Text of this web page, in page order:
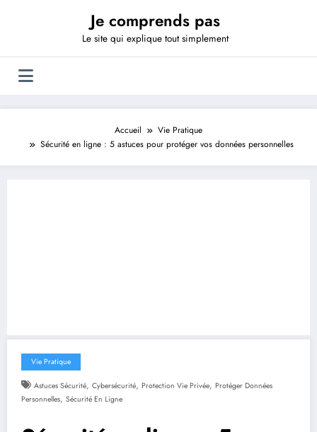
Je comprends pas
Le site qui explique tout simplement
Accueil
Vie Pratique
Sécurité en ligne : 5 astuces pour protéger vos données personnelles
Vie Pratique
Astuces Sécurité, Cybersécurité, Protection Vie Privée, Protéger Données
Personnelles, Sécurité En Ligne